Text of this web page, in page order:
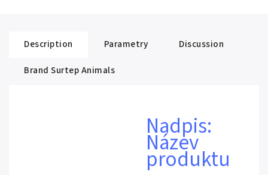
Description Parametry
Discussion
Brand Surtep Animals
Nadpis:
Název
produktu